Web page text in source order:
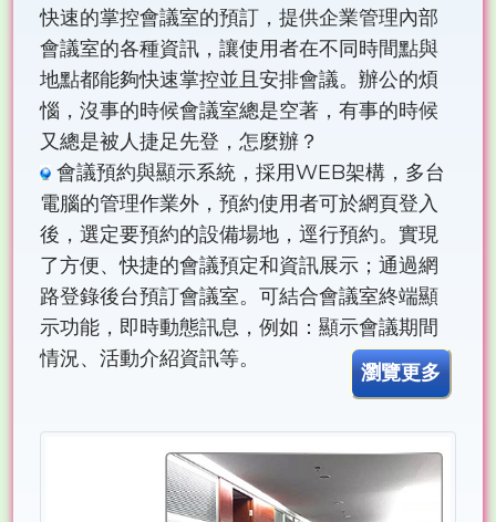
快速的掌控會議室的預訂，提供企業管理內部
會議室的各種資訊，讓使用者在不同時間點與
地點都能夠快速掌控並且安排會議。辦公的煩
惱，沒事的時候會議室總是空著，有事的時候
又總是被人捷足先登，怎麼辦？
會議預約與顯示系統，採用WEB架構，多台
電腦的管理作業外，預約使用者可於網頁登入
後，選定要預約的設備場地，逕行預約。實現
了方便、快捷的會議預定和資訊展示；通過網
路登錄後台預訂會議室。可結合會議室終端顯
示功能，即時動態訊息，例如：顯示會議期間
情況、活動介紹資訊等。
瀏覽更多